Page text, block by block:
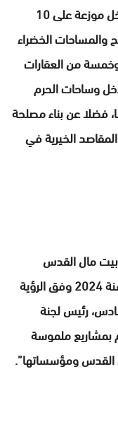
وأوضح أن هذه التدخلات تشمل 100 تدخل موزعة على 10
والمساحات الخضراء
وخمسة من العقارات
وساحات الحرم
فضلا عن بناء مصلحة
الخيرية في
مال القدس
الشريف في تنفيذ مخطط عملها برسم سنة 2024 وفق الرؤية
رئيس لجنة
بمشاريع ملموسة
القدس ومؤسساتها”.